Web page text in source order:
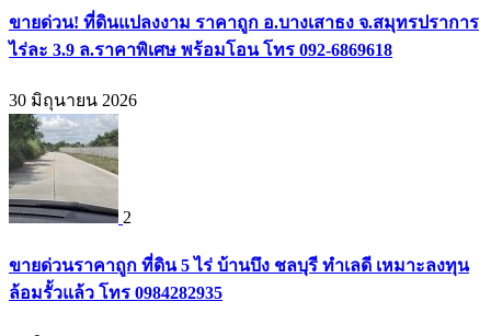
ขายด่วน! ที่ดินแปลงงาม ราคาถูก อ.บางเสาธง จ.สมุทรปราการ
ไร่ละ 3.9 ล.ราคาพิเศษ พร้อมโอน โทร 092-6869618
30 มิถุนายน 2026
2
ขายด่วนราคาถูก ที่ดิน 5 ไร่ บ้านบึง ชลบุรี ทำเลดี เหมาะลงทุน
ล้อมรั้วแล้ว โทร 0984282935